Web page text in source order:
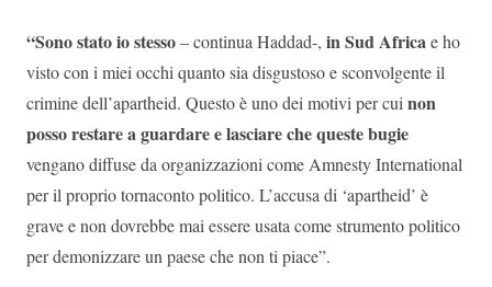
“Sono stato io stesso– continua Haddad-, in Sud Africae ho
visto con i miei occhi quanto sia disgustoso e sconvolgente il
crimine dell’apartheid. Questo è uno dei motivi per cui non
posso restare a guardare e lasciare che queste bugie
vengano diffuse da organizzazioni come Amnesty International
per il proprio tornaconto politico. L’accusa di ‘apartheid’ è
grave e non dovrebbe mai essere usata come strumento politico
per demonizzare un paese che non ti piace”.